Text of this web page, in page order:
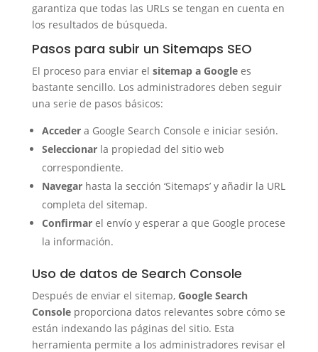
garantiza que todas las URLs se tengan en cuenta en
los resultados de búsqueda.
Pasos para subir un Sitemaps SEO
El proceso para enviar el sitemap a Googlees
bastante sencillo. Los administradores deben seguir
una serie de pasos básicos:
Accedera Google Search Console e iniciar sesión.
Seleccionarla propiedad del sitio web
correspondiente.
Navegarhasta la sección ‘Sitemaps’ y añadir la URL
completa del sitemap.
Confirmarel envío y esperar a que Google procese
la información.
Uso de datos de Search Console
Después de enviar el sitemap, Google Search
Consoleproporciona datos relevantes sobre cómo se
están indexando las páginas del sitio. Esta
herramienta permite a los administradores revisar el